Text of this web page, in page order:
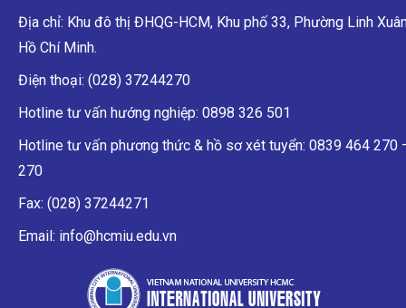
Địa chỉ: Khu đô thị ĐHQG-HCM, Khu phố 33, Phường Linh
Hồ Chí Minh.
Điện thoại: (028) 37244270
Hotline tư vấn hướng nghiệp: 0898 326 501
Hotline tư vấn phương thức & hồ sơ xét tuyển: 0839 464 270
270
Fax: (028) 37244271
Email: info@hcmiu.edu.vn